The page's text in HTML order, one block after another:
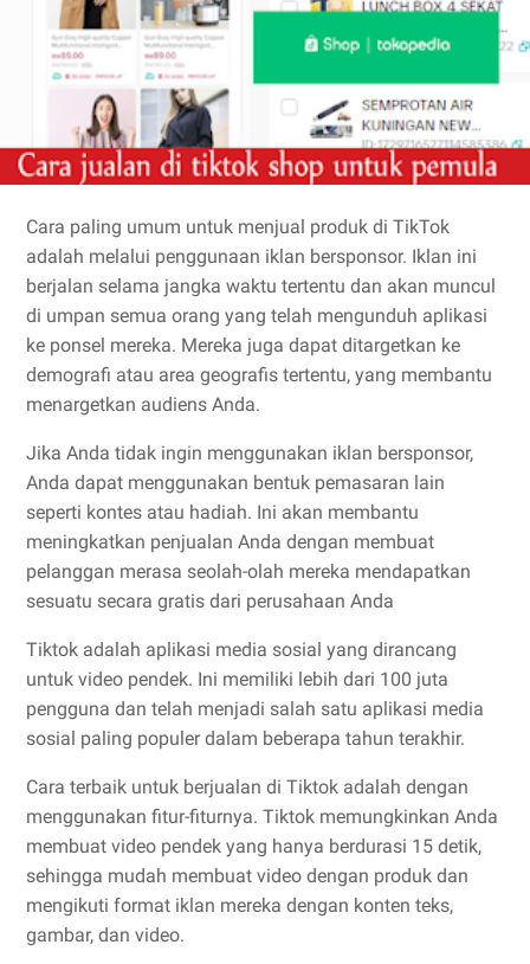
Cara paling umum untuk menjual produk di TikTok
adalah melalui penggunaan iklan bersponsor. Iklan ini
berjalan selama jangka waktu tertentu dan akan muncul
di umpan semua orang yang telah mengunduh aplikasi
ke ponsel mereka. Mereka juga dapat ditargetkan ke
demografi atau area geografis tertentu, yang membantu
menargetkan audiens Anda.
Jika Anda tidak ingin menggunakan iklan bersponsor,
Anda dapat menggunakan bentuk pemasaran lain
seperti kontes atau hadiah. Ini akan membantu
meningkatkan penjualan Anda dengan membuat
pelanggan merasa seolah-olah mereka mendapatkan
sesuatu secara gratis dari perusahaan Anda
Tiktok adalah aplikasi media sosial yang dirancang
untuk video pendek. Ini memiliki lebih dari 100 juta
pengguna dan telah menjadi salah satu aplikasi media
sosial paling populer dalam beberapa tahun terakhir.
Cara terbaik untuk berjualan di Tiktok adalah dengan
menggunakan fitur-fiturnya. Tiktok memungkinkan Anda
membuat video pendek yang hanya berdurasi 15 detik,
sehingga mudah membuat video dengan produk dan
mengikuti format iklan mereka dengan konten teks,
gambar, dan video.